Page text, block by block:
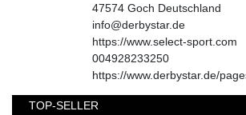
47574 Goch Deutschland
info@derbystar.de
https://www.select-sport.com
004928233250
https://www.derbystar.de/
TOP-SELLER